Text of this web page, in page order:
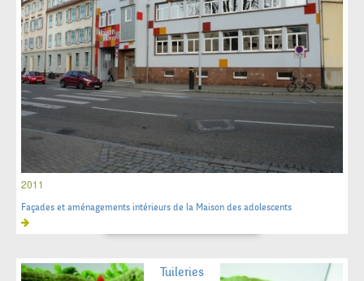
2011
Façades et aménagements intérieurs de la Maison des adolescents
Tuileries